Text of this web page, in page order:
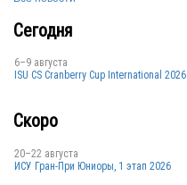
RUS
Сегодня
6–9 августа
ISU CS Cranberry Cup International 2026
Скоро
20–22 августа
ИСУ Гран-При Юниоры, 1 этап 2026